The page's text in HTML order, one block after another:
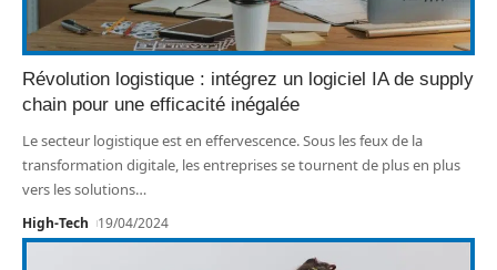
Révolution logistique : intégrez un logiciel IA de supply
chain pour une efficacité inégalée
Le secteur logistique est en effervescence. Sous les feux de la
transformation digitale, les entreprises se tournent de plus en plus
vers les solutions…
High-Tech 19/04/2024